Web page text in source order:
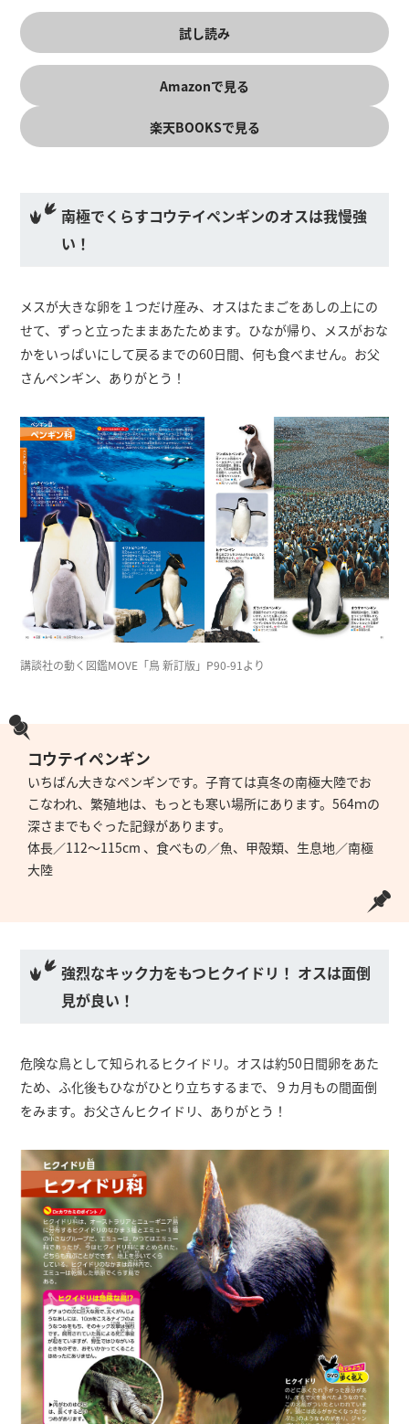
試し読み
Amazonで見る
楽天BOOKSで見る
南極でくらすコウテイペンギンのオスは我慢強
い！
メスが大きな卵を１つだけ産み、オスはたまごをあしの上にの
せて、ずっと立ったままあたためます。ひなが帰り、メスがおな
かをいっぱいにして戻るまでの60日間、何も食べません。お父
さんペンギン、ありがとう！
講談社の動く図鑑MOVE「鳥 新訂版」P90-91より
コウテイペンギン
いちばん大きなペンギンです。子育ては真冬の南極大陸でお
こなわれ、繁殖地は、もっとも寒い場所にあります。564ｍの
深さまでもぐった記録があります。
体長／112～115cm 、食べもの／魚、甲殻類、生息地／南極
大陸
強烈なキック力をもつヒクイドリ！ オスは面倒
見が良い！
危険な鳥として知られるヒクイドリ。オスは約50日間卵をあた
ため、ふ化後もひながひとり立ちするまで、９カ月もの間面倒
をみます。お父さんヒクイドリ、ありがとう！